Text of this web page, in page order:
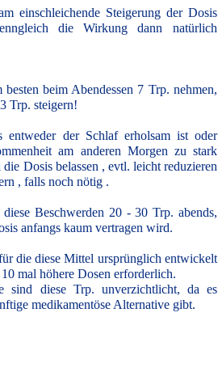
einschleichende Steigerung der Dosis
die Wirkung dann natürlich
beim Abendessen 7 Trp. nehmen,
Trp. steigern!
entweder der Schlaf erholsam ist oder
am anderen Morgen zu stark
Dosis belassen , evtl. leicht reduzieren
, falls noch nötig .
Beschwerden 20 - 30 Trp. abends,
anfangs kaum vertragen wird.
die diese Mittel ursprünglich entwickelt
mal höhere Dosen erforderlich.
sind diese Trp. unverzichtlicht, da es
medikamentöse Alternative gibt.